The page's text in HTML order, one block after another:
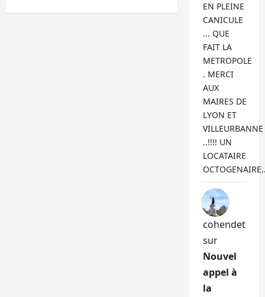
EN PLEINE
CANICULE
... QUE
FAIT LA
METROPOLE
. MERCI
AUX
MAIRES DE
LYON ET
VILLEURBANNE
..!!!! UN
LOCATAIRE
cohendet
sur
Nouvel
appel à
la